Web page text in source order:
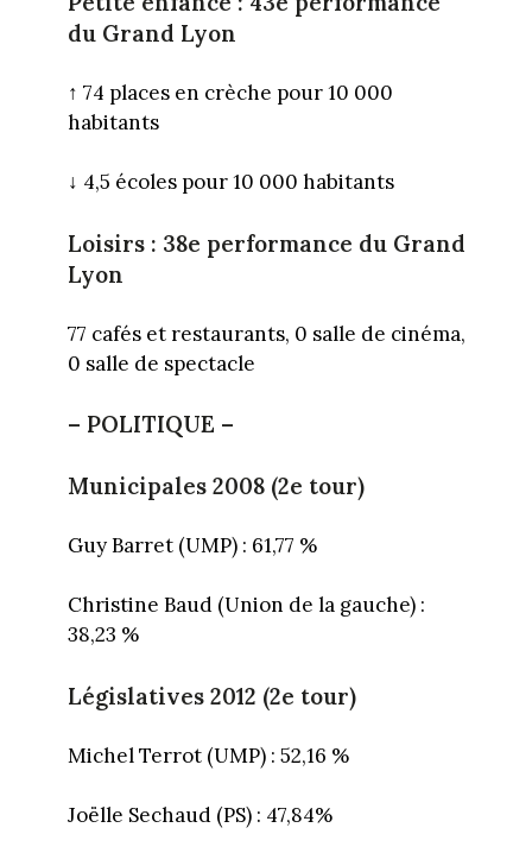
du Grand Lyon
↑ 74 places en crèche pour 10 000
habitants
↓ 4,5 écoles pour 10 000 habitants
Loisirs : 38e performance du Grand
Lyon
77 cafés et restaurants, 0 salle de cinéma,
0 salle de spectacle
– POLITIQUE –
Municipales 2008 (2e tour)
Guy Barret (UMP) : 61,77 %
Christine Baud (Union de la gauche) :
38,23 %
Législatives 2012 (2e tour)
Michel Terrot (UMP) : 52,16 %
Joëlle Sechaud (PS) : 47,84%